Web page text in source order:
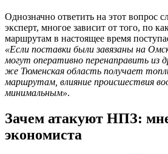
Однозначно ответить на этот вопрос
эксперт, многое зависит от того, по
маршрутам в настоящее время
«Если поставки были завязаны на
могут оперативно перенаправить из
же Тюменская область получает
маршрутам, влияние происшествия
минимальным».
Зачем атакуют НПЗ:
экономиста